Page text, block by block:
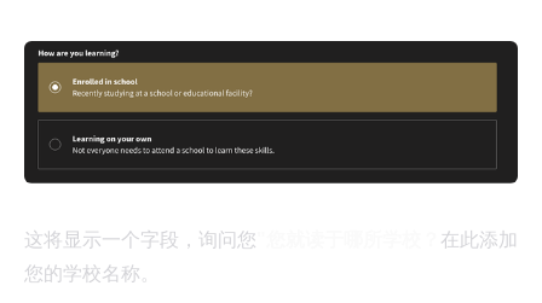
这将显示一个字段，询问您
在此添加
您的学校名称。